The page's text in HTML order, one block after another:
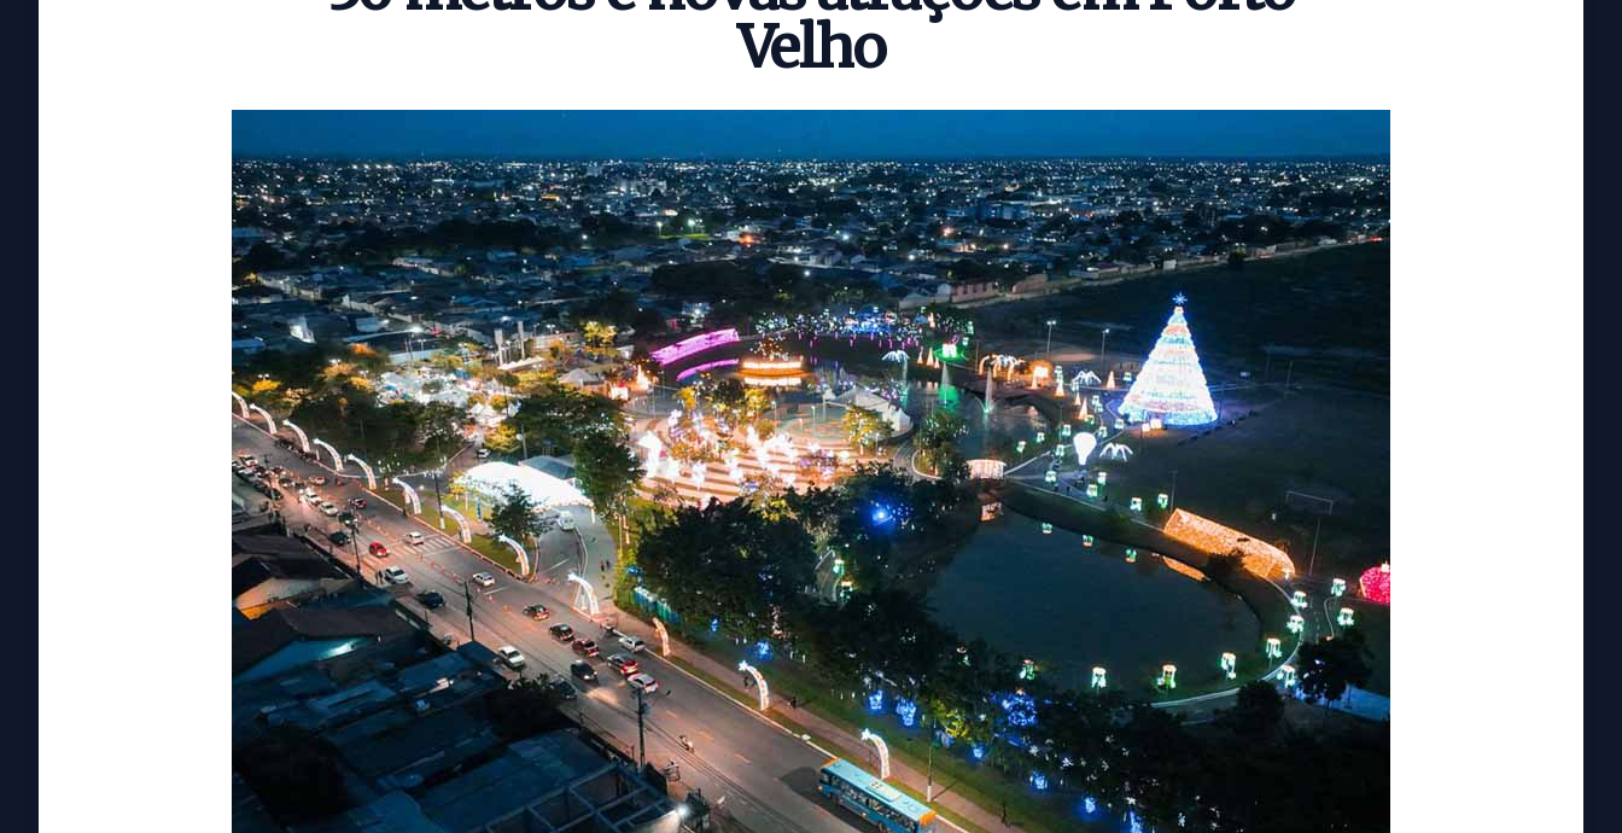
Velho